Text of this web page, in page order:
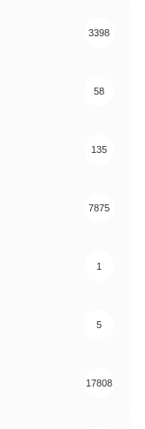
3398
58
135
7875
1
5
17808